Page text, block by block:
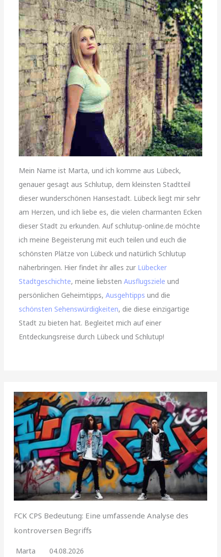
Mein Name ist Marta, und ich komme aus Lübeck,
genauer gesagt aus Schlutup, dem kleinsten Stadtteil
dieser wunderschönen Hansestadt. Lübeck liegt mir sehr
am Herzen, und ich liebe es, die vielen charmanten Ecken
dieser Stadt zu erkunden. Auf schlutup-online.de möchte
ich meine Begeisterung mit euch teilen und euch die
schönsten Plätze von Lübeck und natürlich Schlutup
näherbringen. Hier findet ihr alles zur Lübecker
Stadtgeschichte, meine liebstenAusflugsziele und
persönlichen Geheimtipps,Ausgehtipps und die
schönsten Sehenswürdigkeiten, die diese einzigartige
Stadt zu bieten hat. Begleitet mich auf einer
Entdeckungsreise durch Lübeck und Schlutup!
FCK CPS Bedeutung: Eine umfassende Analyse des
kontroversen Begriffs
Marta 04.08.2026